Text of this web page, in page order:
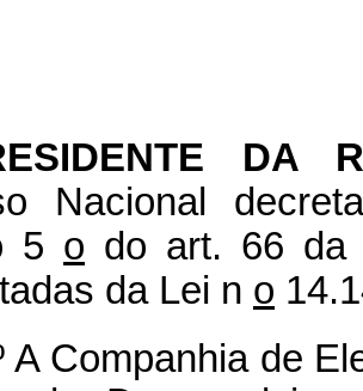
DA
Nacional
5 o do art. 66 da
da Lei n o
A Companhia de